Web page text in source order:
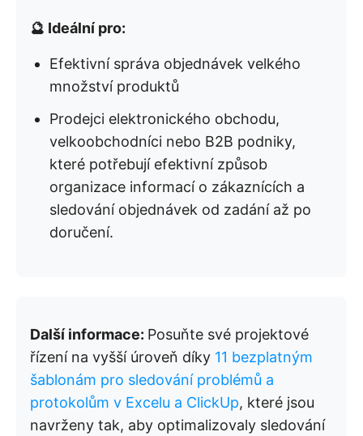
🔮 Ideální pro:
Efektivní správa objednávek velkého
množství produktů
Prodejci elektronického obchodu,
velkoobchodníci nebo B2B podniky,
které potřebují efektivní způsob
organizace informací o zákaznících a
sledování objednávek od zadání až po
doručení.
Další informace: Posuňte své projektové
řízení na vyšší úroveň díky 11 bezplatným
šablonám pro sledování problémů a
protokolům v Excelu a ClickUp, které jsou
navrženy tak, aby optimalizovaly sledování